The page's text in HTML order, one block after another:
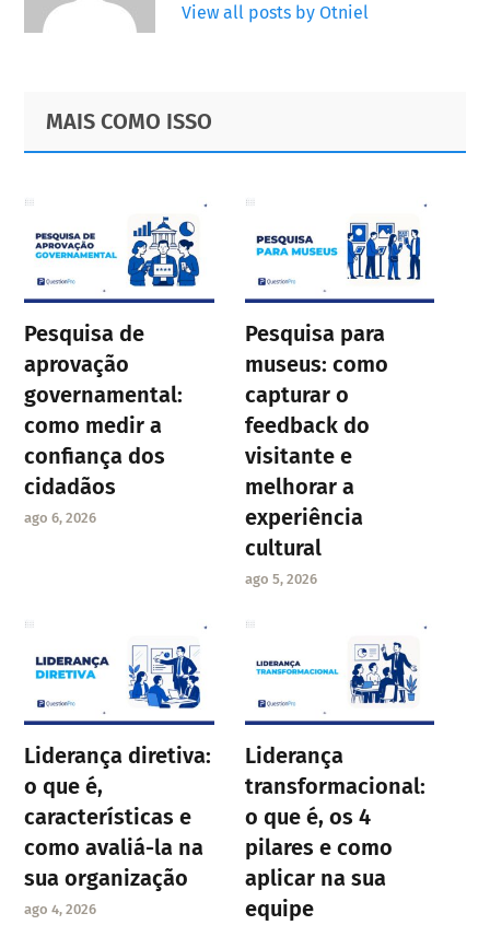
View all posts by Otniel
Primary
Sidebar
Footer
MAIS COMO ISSO
Pesquisa de
aprovação
governamental:
como medir a
confiança dos
cidadãos
ago 6, 2026
Pesquisa para
museus: como
capturar o
feedback do
visitante e
melhorar a
experiência
cultural
ago 5, 2026
Liderança diretiva:
o que é,
características e
como avaliá-la na
sua organização
ago 4, 2026
Liderança
transformacional:
o que é, os 4
pilares e como
aplicar na sua
equipe